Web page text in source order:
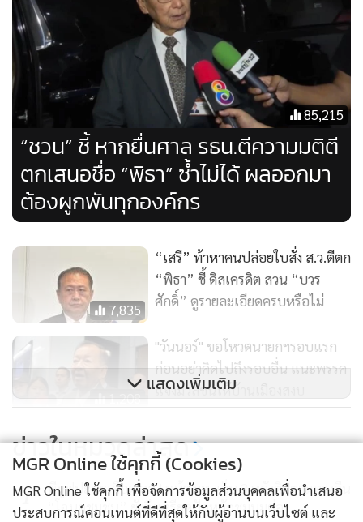
85,215
“ชวน” ชี้ หากยื่นศาล รธน.ตีความมติตี
ตกเสนอชื่อ “พิธา” ซ้ำไม่ได้ ผลออกมา
ต้องผูกพันทุกองค์กร
7,835
“เสรี” ท้าหาคนปล่อยใบสั่ง ส.ว.ตีตก
“พิธา” ชี้ ดิสเครดิต สวน “บวร
ศักดิ์” ดูรายละเอียดครบหรือไม่
1,208
"วันนอร์" ขอโหวตนายกฯรอบแรก
ก่อนอย่าคิดไปถึงรอบอื่น แนะพรรค
แจงมวลชนให้บ้านเมืองสงบ
11,624
อดีตเพื่อร่วมคุก บุกทวงถาม กกต.ปม
ยุบเพื่อไทย เหตุให้ “เต้น” เข้า
ครอบงำพรรค ขีดเส้นตายส่งศาลร
ธน.ตีความ 24 ก.ค.นี้
แสดงเพิ่มเติม
ข่าวในหมวดล่าสุด
1
พีมูฟปะทะเดือด อส.! หน้า มท. เจ็บ 3 หลังติดตามทวงคืน
“โฉนดชุมชน” ยังตึงเครียดปักหลักชุมนุมต่อ
MGR Online ใช้คุกกี้ (Cookies)
MGR Online ใช้คุกกี้ เพื่อจัดการข้อมูลส่วนบุคคลเพื่อนำเสนอ
ประสบการณ์คอนเทนต์ที่ดีที่สุดให้กับผู้อ่านบนเว็บไซต์ และ